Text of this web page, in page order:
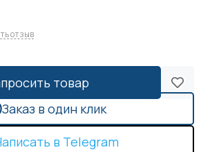
отзыв
товар
Заказ в один клик
в Telegram